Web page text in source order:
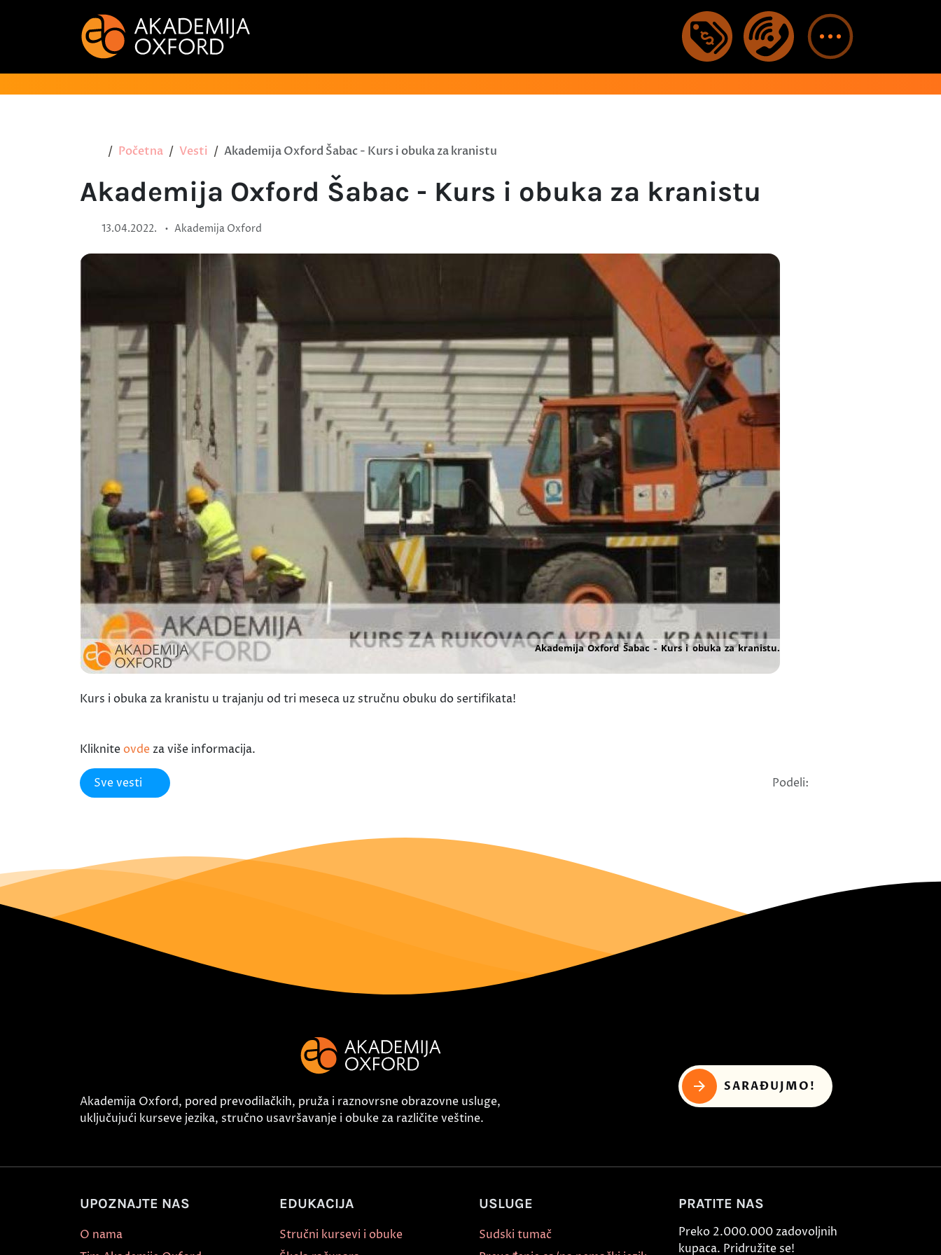
Početna Vesti Akademija Oxford Šabac - Kurs i obuka za kranistu
Akademija Oxford Šabac - Kurs i obuka za kranistu
13.04.2022. • Akademija Oxford
Kurs i obuka za kranistu u trajanju od tri meseca uz stručnu obuku do sertifikata!
Kliknite ovde za više informacija.
Sve vesti Podeli:
Akademija Oxford, pored prevodilačkih, pruža i raznovrsne obrazovne usluge,
uključujući kurseve jezika, stručno usavršavanje i obuke za različite veštine.
SARAĐUJMO!
UPOZNAJTE NAS
O nama
EDUKACIJA
Stručni kursevi i obuke
USLUGE
Sudski tumač
PRATITE NAS
Preko 2.000.000 zadovoljnih
kupaca. Pridružite se!